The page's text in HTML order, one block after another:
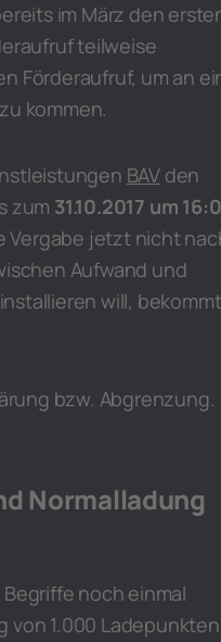
im März den
teilweise
Förderaufruf, um an
kommen.
BAV den
zum 31.10.2017 um
Vergabe jetzt nicht
Aufwand und
will, bekommt
bzw. Abgrenzung.
Normalladung
noch einmal
von 1.000 Ladepunkten